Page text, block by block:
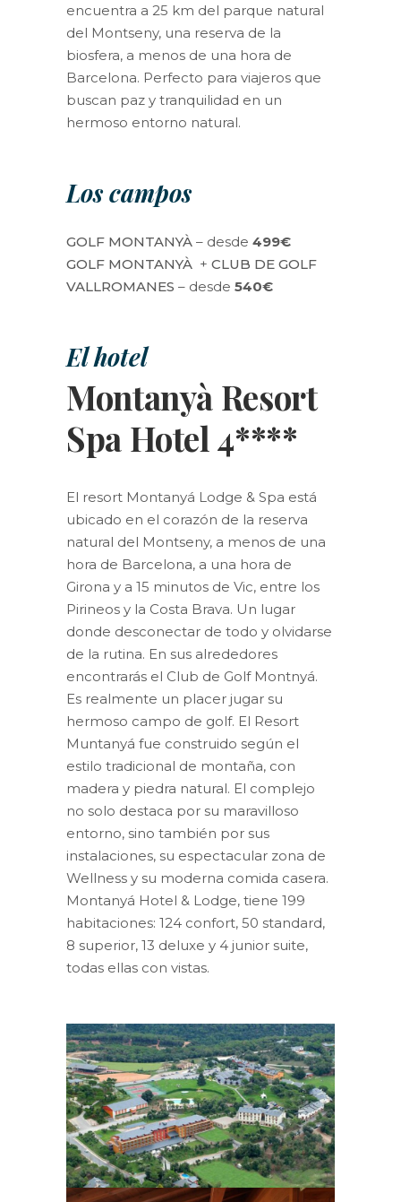
encuentra a 25 km del parque natural
del Montseny, una reserva de la
biosfera, a menos de una hora de
Barcelona. Perfecto para viajeros que
buscan paz y tranquilidad en un
hermoso entorno natural.
Los campos
GOLF MONTANYÀ – desde 499€
GOLF MONTANYÀ + CLUB DE GOLF
VALLROMANES – desde 540€
El hotel
Montanyà Resort
Spa Hotel 4****
El resort Montanyá Lodge & Spa está
ubicado en el corazón de la reserva
natural del Montseny, a menos de una
hora de Barcelona, a una hora de
Girona y a 15 minutos de Vic, entre los
Pirineos y la Costa Brava. Un lugar
donde desconectar de todo y olvidarse
de la rutina. En sus alrededores
encontrarás el Club de Golf Montnyá.
Es realmente un placer jugar su
hermoso campo de golf. El Resort
Muntanyá fue construido según el
estilo tradicional de montaña, con
madera y piedra natural. El complejo
no solo destaca por su maravilloso
entorno, sino también por sus
instalaciones, su espectacular zona de
Wellness y su moderna comida casera.
Montanyá Hotel & Lodge, tiene 199
habitaciones: 124 confort, 50 standard,
8 superior, 13 deluxe y 4 junior suite,
todas ellas con vistas.